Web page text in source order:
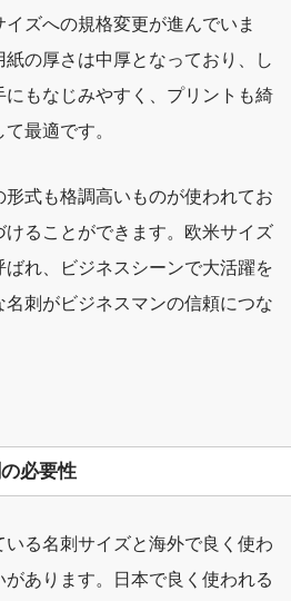
ズへの規格変更が進んでいま
の厚さは中厚となっており、し
にもなじみやすく、プリントも綺
最適です。
形式も格調高いものが使われてお
けることができます。欧米サイズ
れ、ビジネスシーンで大活躍を
名刺がビジネスマンの信頼につな
必要性
いる名刺サイズと海外で良く使わ
あります。日本で良く使われる